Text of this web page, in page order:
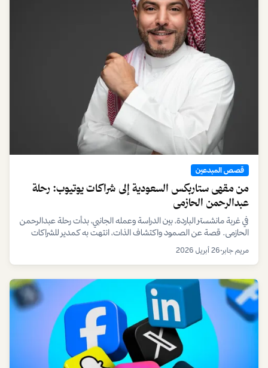
قصص المبدعين
من مقهى ستاربكس السعودية إلى شراكات يوتيوب: رحلة
عبدالرحمن الحازمي
في غربة مانشستر الباردة، بين الدراسة وعمله الجانبي، بدأت رحلة عبدالرحمن
الحازمي. قصة عن الصمود واكتشاف الذات، انتهت به كمدير للشراكات
الاستراتيجية في يوتيوب، وملهماً لآلاف المبدعين.
مريم جابر•26 أبريل 2026